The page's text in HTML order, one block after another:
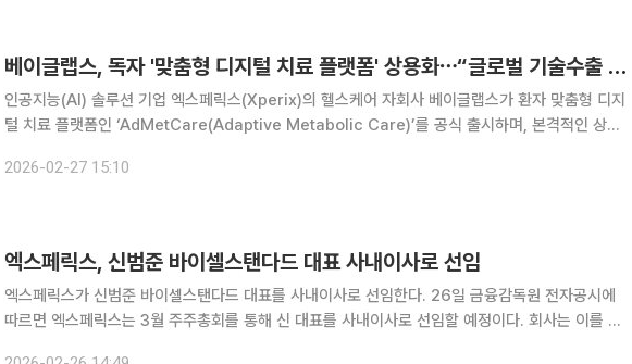
베이글랩스, 독자 '맞춤형 디지털 치료 플랫폼' 상용화⋯“글로벌 기술수출 정조준”
인공지능(AI) 솔루션 기업 엑스페릭스(Xperix)의 헬스케어 자회사 베이글랩스가 환자 맞춤형 디지
털 치료 플랫폼인 ‘AdMetCare(Adaptive Metabolic Care)’를 공식 출시하며, 본격적인 상업
식단, 운동, 약물 복용을 최적화해
2026-02-27 15:10
엑스페릭스, 신범준 바이셀스탠다드 대표 사내이사로 선임
엑스페릭스가 신범준 바이셀스탠다드 대표를 사내이사로 선임한다. 26일 금융감독원 전자공시에
따르면 엑스페릭스는 3월 주주총회를 통해 신 대표를 사내이사로 선임할 예정이다. 회사는 이를 통